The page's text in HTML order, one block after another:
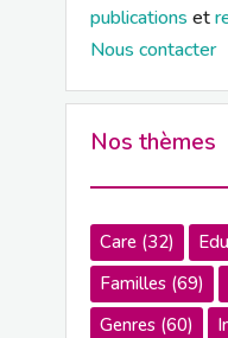
publications et
Nous contacter
Nos thèmes
Care(32)
Familles(69)
Genres(60)